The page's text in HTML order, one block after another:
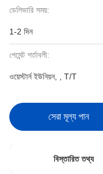
ডেলিভারি সময়:
1-2 দিন
পেমেন্ট শর্তাবলী:
ওয়েস্টার্ন ইউনিয়ন, , T/T
সেরা মূল্য পান
বিস্তারিত তথ্য